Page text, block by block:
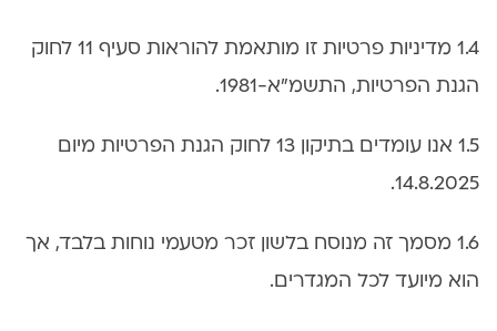
1.4 מדיניות פרטיות זו מותאמת להוראות סעיף 11 לחוק
הגנת הפרטיות, התשמ"א-1981.
1.5 אנו עומדים בתיקון 13 לחוק הגנת הפרטיות מיום
14.8.2025.
1.6 מסמך זה מנוסח בלשון זכר מטעמי נוחות בלבד, אך
הוא מיועד לכל המגדרים.